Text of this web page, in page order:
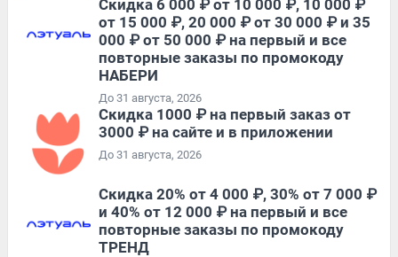
Скидка 6 000 ₽ от 10 000 ₽, 10 000 ₽
от 15 000 ₽, 20 000 ₽ от 30 000 ₽ и 35
000 ₽ от 50 000 ₽ на первый и все
повторные заказы по промокоду
НАБЕРИ
До 31 августа, 2026
Скидка 1000 ₽ на первый заказ от
3000 ₽ на сайте и в приложении
До 31 августа, 2026
Скидка 20% от 4 000 ₽, 30% от 7 000 ₽
и 40% от 12 000 ₽ на первый и все
повторные заказы по промокоду
ТРЕНД